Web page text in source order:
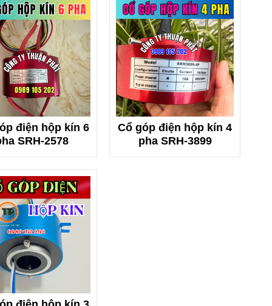
điện hộp kín 6
SRH-2578
Cổ góp điện hộp kín 4
pha SRH-3899